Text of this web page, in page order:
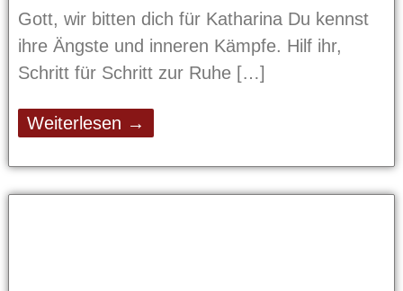
Gott, wir bitten dich für Katharina Du kennst
ihre Ängste und inneren Kämpfe. Hilf ihr,
Schritt für Schritt zur Ruhe
Weiterlesen →